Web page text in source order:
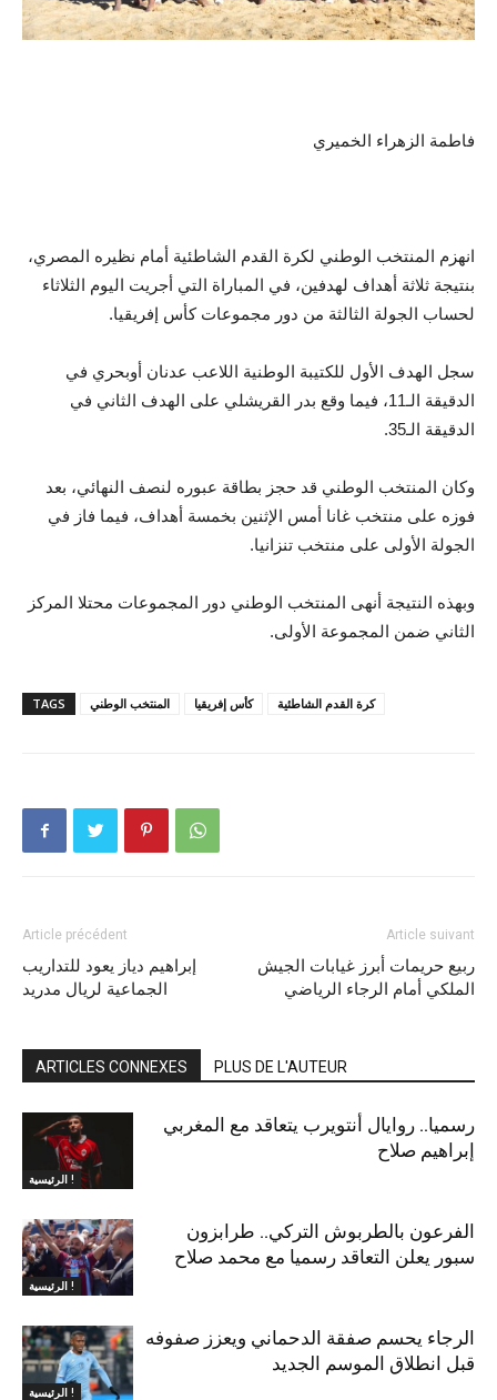
فاطمة الزهراء الخميري
انهزم المنتخب الوطني لكرة القدم الشاطئية أمام نظيره المصري،
بنتيجة ثلاثة أهداف لهدفين، في المباراة التي أجريت اليوم الثلاثاء
لحساب الجولة الثالثة من دور مجموعات كأس إفريقيا.
سجل الهدف الأول للكتيبة الوطنية اللاعب عدنان أوبحري في
الدقيقة الـ11، فيما وقع بدر القريشلي على الهدف الثاني في
الدقيقة الـ35.
وكان المنتخب الوطني قد حجز بطاقة عبوره لنصف النهائي، بعد
فوزه على منتخب غانا أمس الإثنين بخمسة أهداف، فيما فاز في
الجولة الأولى على منتخب تنزانيا.
وبهذه النتيجة أنهى المنتخب الوطني دور المجموعات محتلا المركز
الثاني ضمن المجموعة الأولى.
TAGS المنتخب الوطني كأس إفريقيا كرة القدم الشاطئية
Article précédent
إبراهيم دياز يعود للتداريب
الجماعية لريال مدريد
Article suivant
ربيع حريمات أبرز غيابات الجيش
الملكي أمام الرجاء الرياضي
ARTICLES CONNEXES PLUS DE L'AUTEUR
الرئيسية !
رسميا.. روايال أنتويرب يتعاقد مع المغربي
إبراهيم صلاح
الرئيسية !
الفرعون بالطربوش التركي.. طرابزون
سبور يعلن التعاقد رسميا مع محمد صلاح
الرئيسية !
الرجاء يحسم صفقة الدحماني ويعزز صفوفه
قبل انطلاق الموسم الجديد